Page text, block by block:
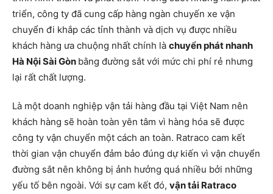
triển, công ty đã cung cấp hàng ngàn chuyến xe vận
chuyển đi khắp các tỉnh thành và dịch vụ được nhiều
khách hàng ưa chuộng nhất chính là chuyển phát nhanh
Hà Nội Sài Gòn bằng đường sắt với mức chi phí rẻ nhưng
lại rất chất lượng.
Là một doanh nghiệp vận tải hàng đầu tại Việt Nam nên
khách hàng sẽ hoàn toàn yên tâm vì hàng hóa sẽ được
công ty vận chuyển một cách an toàn. Ratraco cam kết
thời gian vận chuyển đảm bảo đúng dự kiến vì vận chuyển
đường sắt nên không bị ảnh hưởng quá nhiều bởi những
yếu tố bên ngoài. Với sự cam kết đó, vận tải Ratraco